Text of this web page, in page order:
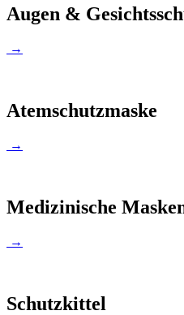
Augen &
→
Atemschutzmaske
→
Medizinische
→
Schutzkittel